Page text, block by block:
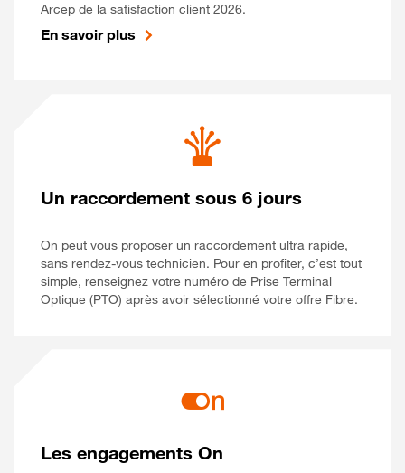
Arcep de la satisfaction client 2026.
En savoir plus
Un raccordement sous 6 jours
On peut vous proposer un raccordement ultra rapide,
sans rendez-vous technicien. Pour en profiter, c’est tout
simple, renseignez votre numéro de Prise Terminal
Optique (PTO) après avoir sélectionné votre offre Fibre.
Les engagements On